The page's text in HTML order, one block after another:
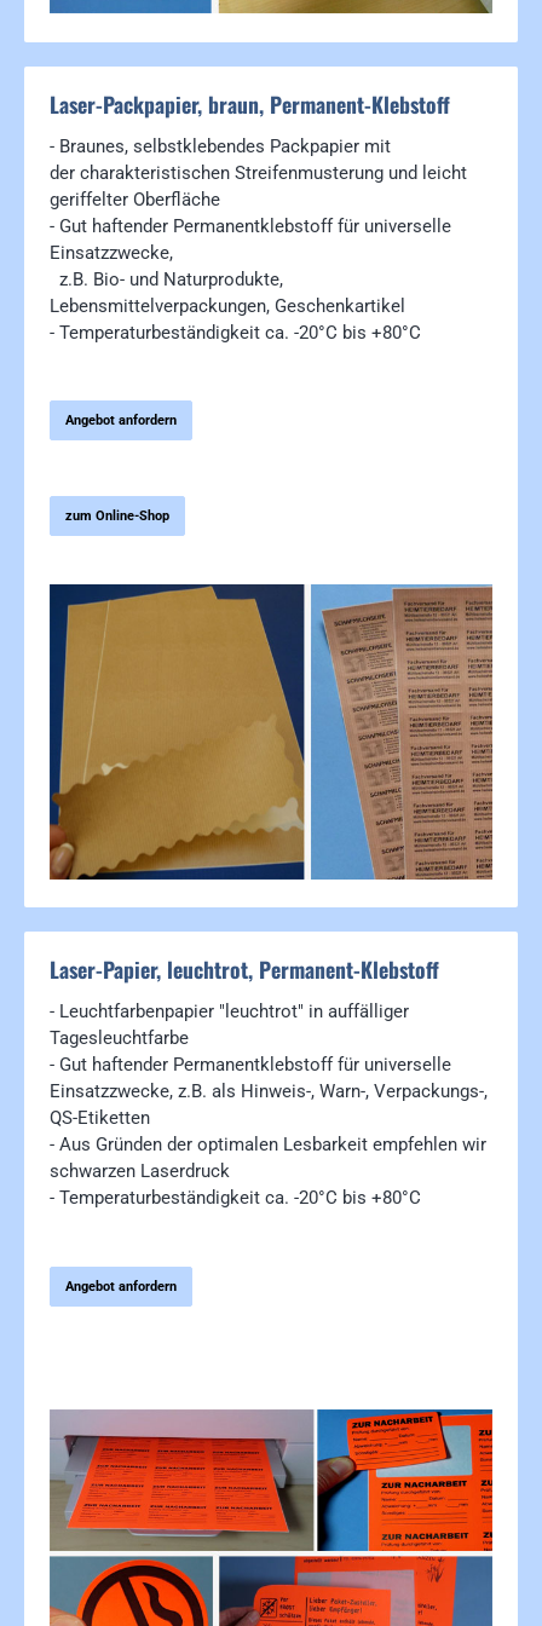
Laser-Packpapier, braun, Permanent-Klebstoff
- Braunes, selbstklebendes Packpapier mit
der charakteristischen Streifenmusterung und leicht
geriffelter Oberfläche
- Gut haftender Permanentklebstoff für universelle
Einsatzzwecke,
z.B. Bio- und Naturprodukte,
Lebensmittelverpackungen, Geschenkartikel
- Temperaturbeständigkeit ca. -20°C bis +80°C
Angebot anfordern
zum Online-Shop
Bildergalerie überspringen
Laser-Papier, leuchtrot, Permanent-Klebstoff
- Leuchtfarbenpapier "leuchtrot" in auffälliger
Tagesleuchtfarbe
- Gut haftender Permanentklebstoff für universelle
Einsatzzwecke, z.B. als Hinweis-, Warn-, Verpackungs-,
QS-Etiketten
- Aus Gründen der optimalen Lesbarkeit empfehlen wir
schwarzen Laserdruck
- Temperaturbeständigkeit ca. -20°C bis +80°C
Angebot anfordern